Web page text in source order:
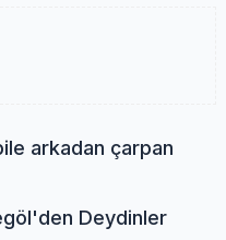
arkadan çarpan
Deydinler